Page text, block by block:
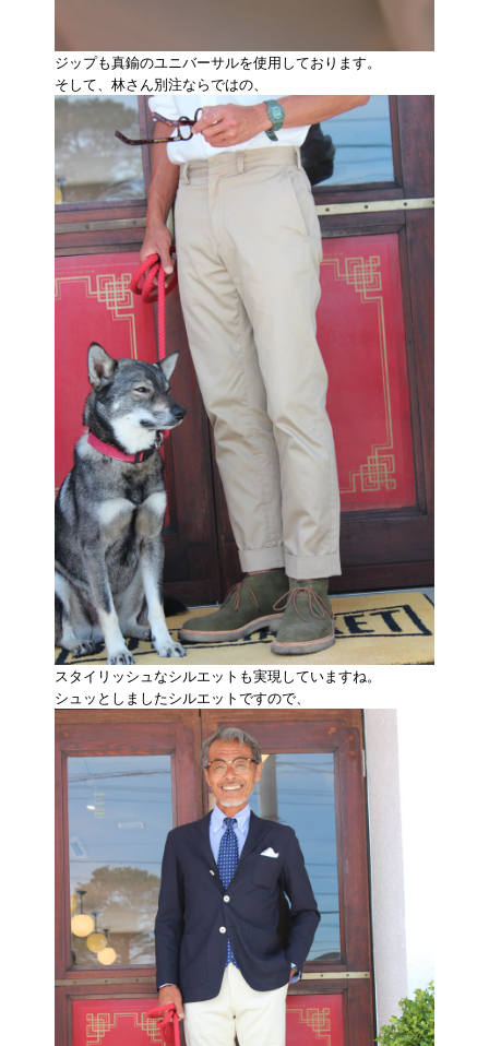
ジップも真鍮のユニバーサルを使用しております。
そして、林さん別注ならではの、
スタイリッシュなシルエットも実現していますね。
シュッとしましたシルエットですので、